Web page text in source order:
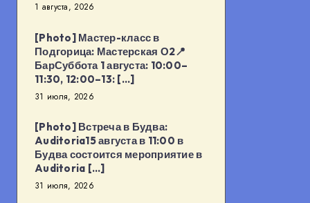
1 августа, 2026
[Photo] Мастер-класс в
Подгорица: Мастерская О2📍
БарСуббота 1 августа: 10:00–
11:30, 12:00–13: […]
31 июля, 2026
[Photo] Встреча в Будва:
Auditoria15 августа в 11:00 в
Будва состоится мероприятие в
Auditoria […]
31 июля, 2026